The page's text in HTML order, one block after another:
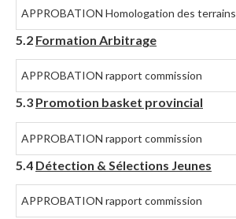
APPROBATION Homologation des terrains
5.2 Formation Arbitrage
APPROBATION rapport commission
5.3 Promotion basket provincial
APPROBATION rapport commission
5.4 Détection & Sélections Jeunes
APPROBATION rapport commission